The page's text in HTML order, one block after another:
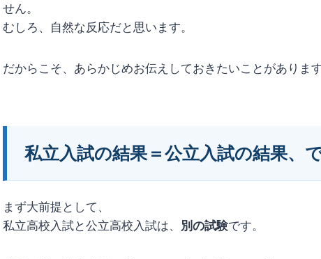
せん。
むしろ、自然な反応だと思います。
だからこそ、あらかじめお伝えしておきたいことがあります
私立入試の結果＝公立入試の結果、
まず大前提として、
私立高校入試と公立高校入試は、 別の試験です。